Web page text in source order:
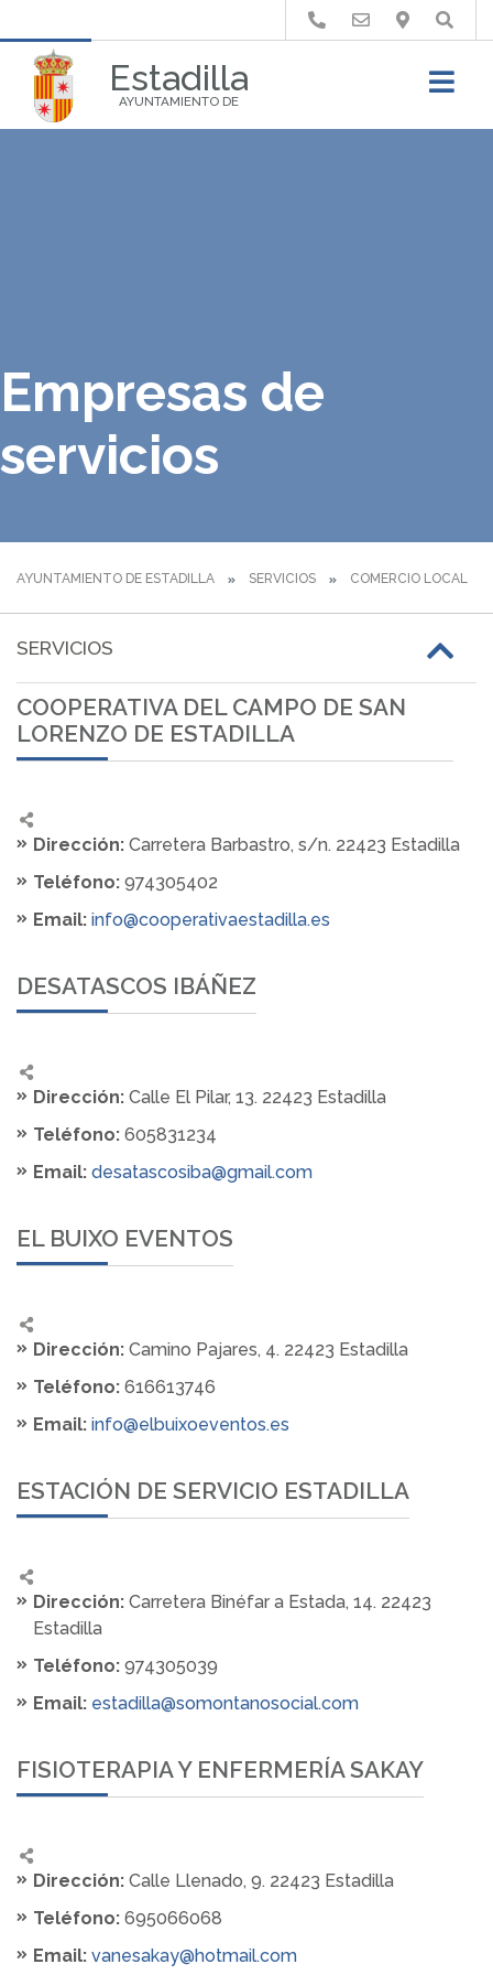
Estadilla
AYUNTAMIENTO DE
Buscar
Empresas de
servicios
AYUNTAMIENTO DE ESTADILLA SERVICIOS COMERCIO LOCAL
SERVICIOS
COOPERATIVA DEL CAMPO DE SAN
LORENZO DE ESTADILLA
Dirección: Carretera Barbastro, s/n. 22423 Estadilla
Teléfono: 974305402
Email: info@cooperativaestadilla.es
DESATASCOS IBÁÑEZ
Dirección: Calle El Pilar, 13. 22423 Estadilla
Teléfono: 605831234
Email: desatascosiba@gmail.com
EL BUIXO EVENTOS
Dirección: Camino Pajares, 4. 22423 Estadilla
Teléfono: 616613746
Email: info@elbuixoeventos.es
ESTACIÓN DE SERVICIO ESTADILLA
Dirección: Carretera Binéfar a Estada, 14. 22423
Estadilla
Teléfono: 974305039
Email: estadilla@somontanosocial.com
FISIOTERAPIA Y ENFERMERÍA SAKAY
Dirección: Calle Llenado, 9. 22423 Estadilla
Teléfono: 695066068
Email: vanesakay@hotmail.com